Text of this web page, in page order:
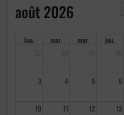
août 2026
lun. mar. mer. jeu.
3 4 5 6
10 11 12 13